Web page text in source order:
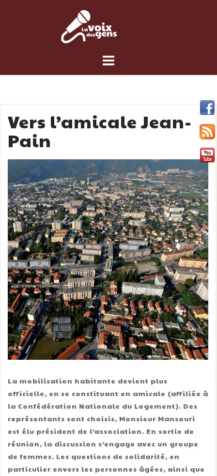
Vers l’amicale Jean-
Pain
La mobilisation habitante devient plus
officielle, en se constituant en amicale (affiliée à
la Confédération Nationale du Logement). Des
représentants sont choisis, Monsieur Mansouri
est élu président de l’association. En sortie de
réunion, la discussion s’engage avec un groupe
de femmes. Les questions de solidarité, en
particulier envers les personnes âgées, ainsi que